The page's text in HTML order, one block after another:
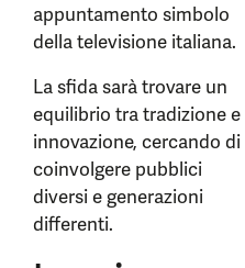
appuntamento simbolo
della televisione italiana.
La sfida sarà trovare un
equilibrio tra tradizione e
innovazione, cercando di
coinvolgere pubblici
diversi e generazioni
differenti.